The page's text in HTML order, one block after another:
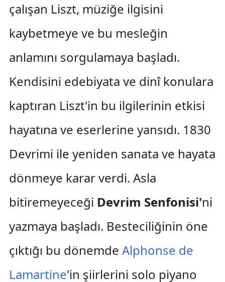
çalışan Liszt, müziğe ilgisini
kaybetmeye ve bu mesleğin
anlamını sorgulamaya başladı.
Kendisini edebiyata ve dinî konulara
kaptıran Liszt'in bu ilgilerinin etkisi
hayatına ve eserlerine yansıdı. 1830
Devrimi ile yeniden sanata ve hayata
dönmeye karar verdi. Asla
bitiremeyeceği Devrim Senfonisi'ni
yazmaya başladı. Besteciliğinin öne
çıktığı bu dönemde Alphonse de
Lamartine'in şiirlerini solo piyano